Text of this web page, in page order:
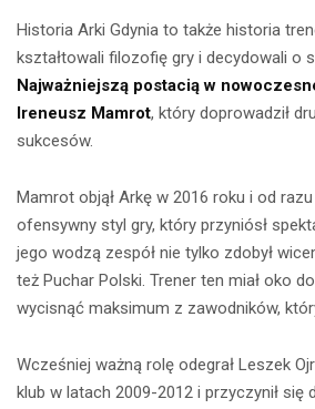
Historia Arki Gdynia to także historia
kształtowali filozofię gry i decydowali o
Najważniejszą postacią w
Ireneusz Mamrot, który doprowadził
sukcesów.
Mamrot objął Arkę w 2016 roku i od
ofensywny styl gry, który przyniósł
jego wodzą zespół nie tylko zdobył
też Puchar Polski. Trener ten miał oko
wycisnąć maksimum z zawodników,
Wcześniej ważną rolę odegrał Leszek
klub w latach 2009-2012 i przyczynił się